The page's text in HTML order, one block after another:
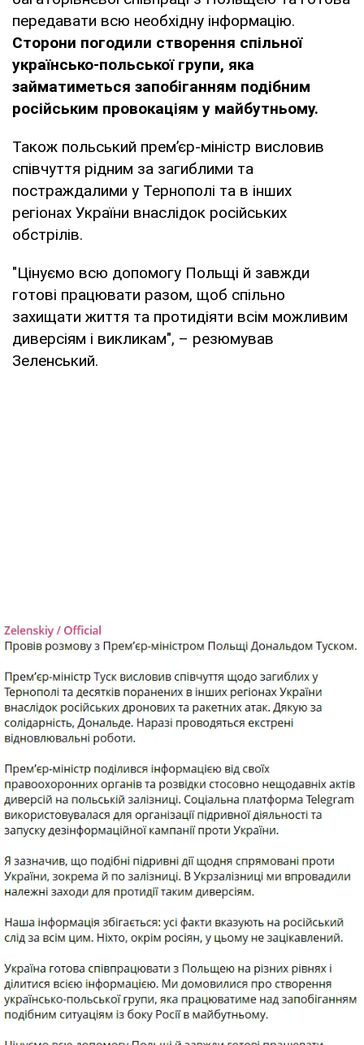
передавати всю необхідну інформацію.
Сторони погодили створення спільної
українсько-польської групи, яка
займатиметься запобіганням подібним
російським провокаціям у майбутньому.
Також польський прем’єр-міністр висловив
співчуття рідним за загиблими та
постраждалими у Тернополі та в інших
регіонах України внаслідок російських
обстрілів.
"Цінуємо всю допомогу Польщі й завжди
готові працювати разом, щоб спільно
захищати життя та протидіяти всім можливим
диверсіям і викликам", – резюмував
Зеленський.